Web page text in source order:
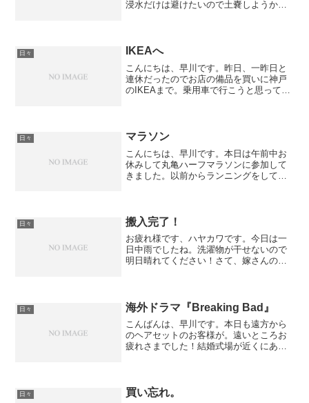
浸水だけは避けたいので土嚢しようか悩
ございます。...
日々 IKEAへ
こんにちは、早川です。昨日、一昨日と
連休だったのでお店の備品を買いに神戸
のIKEAまで。乗用車で行こうと思ってい
れて横転するかと思い...
日々 マラソン
こんにちは、早川です。本日は午前中お
休みして丸亀ハーフマラソンに参加して
きました。以前からランニングをしてい
間を切るくらいは余裕だろ...
日々 搬入完了！
お疲れ様です、ハヤカワです。今日は一
日中雨でしたね。洗濯物が干せないので
明日晴れてください！さて、嫁さんの実
日々 海外ドラマ『Breaking Bad』
こんばんは、早川です。本日も遠方から
のヘアセットのお客様が。遠いところお
疲れさまでした！結婚式場が近くにある
で余命宣告をさ...
日々 買い忘れ。